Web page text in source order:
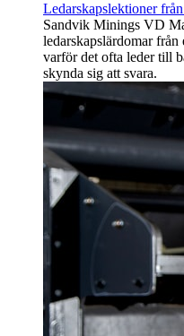
Ledarskapslektioner
Sandvik Minings VD
ledarskapslärdomar
varför det ofta leder till
skynda sig att svara.